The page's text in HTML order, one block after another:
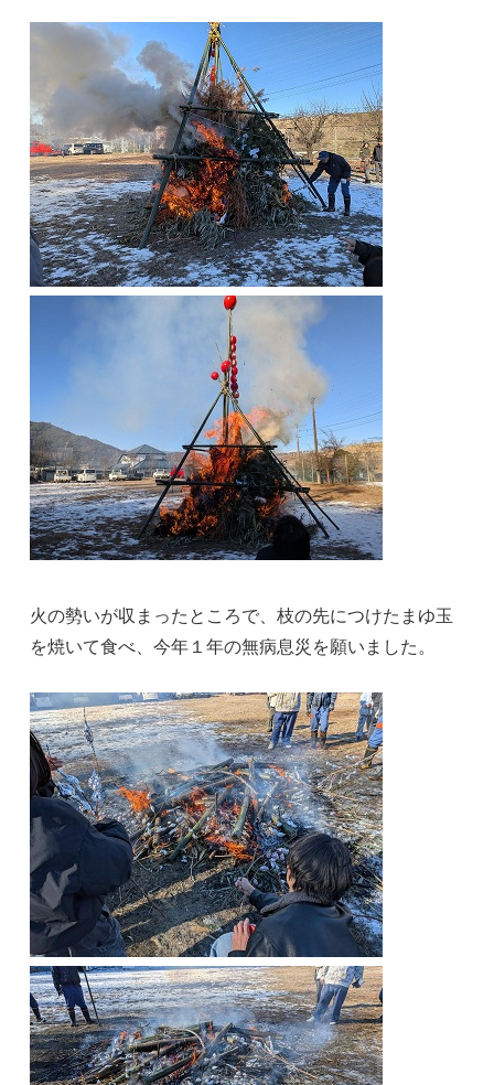
火の勢いが収まったところで、枝の先につけたまゆ玉
を焼いて食べ、今年１年の無病息災を願いました。